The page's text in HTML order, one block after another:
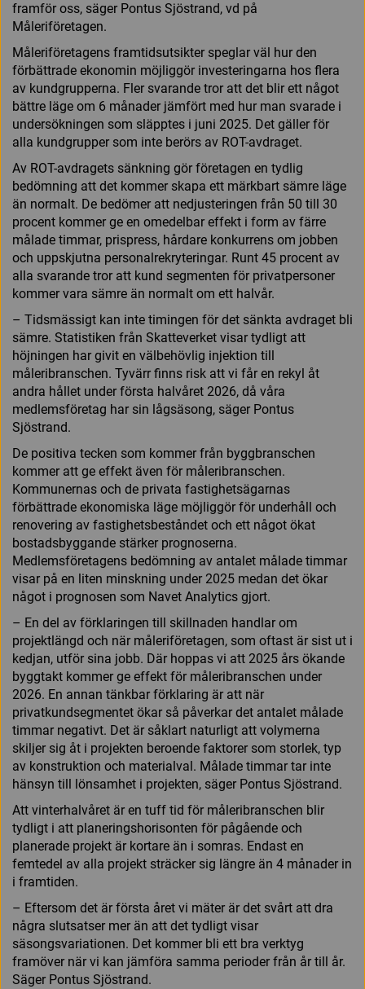
framför oss, säger Pontus Sjöstrand, vd på
Måleriföretagen.
Måleriföretagens framtidsutsikter speglar väl hur den
förbättrade ekonomin möjliggör investeringarna hos flera
av kundgrupperna. Fler svarande tror att det blir ett något
bättre läge om 6 månader jämfört med hur man svarade i
undersökningen som släpptes i juni 2025. Det gäller för
alla kundgrupper som inte berörs av ROT-avdraget.
Av ROT-avdragets sänkning gör företagen en tydlig
bedömning att det kommer skapa ett märkbart sämre läge
än normalt. De bedömer att nedjusteringen från 50 till 30
procent kommer ge en omedelbar effekt i form av färre
målade timmar, prispress, hårdare konkurrens om jobben
och uppskjutna personalrekryteringar. Runt 45 procent av
alla svarande tror att kund segmenten för privatpersoner
kommer vara sämre än normalt om ett halvår.
– Tidsmässigt kan inte timingen för det sänkta avdraget bli
sämre. Statistiken från Skatteverket visar tydligt att
höjningen har givit en välbehövlig injektion till
måleribranschen. Tyvärr finns risk att vi får en rekyl åt
andra hållet under första halvåret 2026, då våra
medlemsföretag har sin lågsäsong, säger Pontus
Sjöstrand.
De positiva tecken som kommer från byggbranschen
kommer att ge effekt även för måleribranschen.
Kommunernas och de privata fastighetsägarnas
förbättrade ekonomiska läge möjliggör för underhåll och
renovering av fastighetsbeståndet och ett något ökat
bostadsbyggande stärker prognoserna.
Medlemsföretagens bedömning av antalet målade timmar
visar på en liten minskning under 2025 medan det ökar
något i prognosen som Navet Analytics gjort.
– En del av förklaringen till skillnaden handlar om
projektlängd och när måleriföretagen, som oftast är sist ut i
kedjan, utför sina jobb. Där hoppas vi att 2025 års ökande
byggtakt kommer ge effekt för måleribranschen under
2026. En annan tänkbar förklaring är att när
privatkundsegmentet ökar så påverkar det antalet målade
timmar negativt. Det är såklart naturligt att volymerna
skiljer sig åt i projekten beroende faktorer som storlek, typ
av konstruktion och materialval. Målade timmar tar inte
hänsyn till lönsamhet i projekten, säger Pontus Sjöstrand.
Att vinterhalvåret är en tuff tid för måleribranschen blir
tydligt i att planeringshorisonten för pågående och
planerade projekt är kortare än i somras. Endast en
femtedel av alla projekt sträcker sig längre än 4 månader in
i framtiden.
– Eftersom det är första året vi mäter är det svårt att dra
några slutsatser mer än att det tydligt visar
säsongsvariationen. Det kommer bli ett bra verktyg
framöver när vi kan jämföra samma perioder från år till år.
Säger Pontus Sjöstrand.